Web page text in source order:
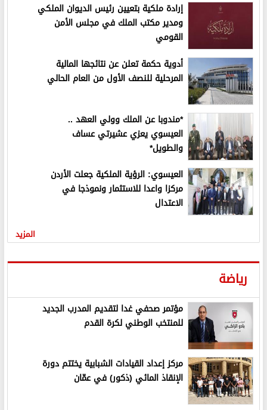
إرادة ملكية بتعيين رئيس الديوان الملكي
ومدير مكتب الملك في مجلس الأمن
القومي
أدوية حكمة تعلن عن نتائجها المالية
المرحلية للنصف الأول من العام الحالي
*مندوبا عن الملك وولي العهد ..
العيسوي يعزي عشيرتي عساف
والطويل*
العيسوي: الرؤية الملكية جعلت الأردن
مركزا واعدا للاستثمار ونموذجا في
الاعتدال
المزيد
رياضة
مؤتمر صحفي غدا لتقديم المدرب الجديد
للمنتخب الوطني لكرة القدم
مركز إعداد القيادات الشبابية يختتم دورة
الإنقاذ المائي (ذكور) في عمّان